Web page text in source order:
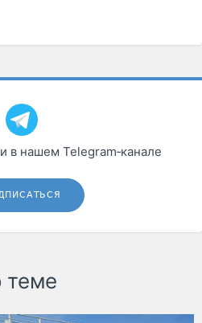
в нашем Telegram‑канале
теме